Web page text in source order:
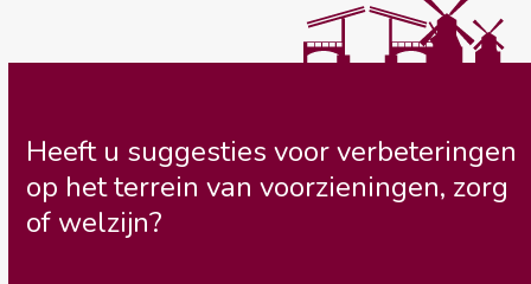
Heeft u suggesties voor verbeteringen
op het terrein van voorzieningen, zorg
of welzijn?